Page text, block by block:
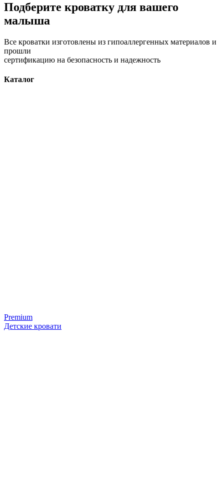
Подберите кроватку для вашего
малыша
Все кроватки изготовлены из гипоаллергенных материалов и
прошли
сертификацию на безопасность и надежность
Каталог
Premium
Детские кровати